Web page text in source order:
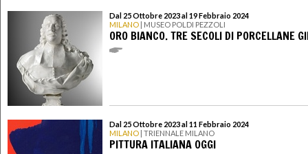
Dal 25 Ottobre 2023 al 19 Febbraio 2024
MILANO | MUSEO POLDI PEZZOLI
ORO BIANCO. TRE SECOLI DI PORCELLANE
Dal 25 Ottobre 2023 al 11 Febbraio 2024
MILANO | TRIENNALE MILANO
PITTURA ITALIANA OGGI